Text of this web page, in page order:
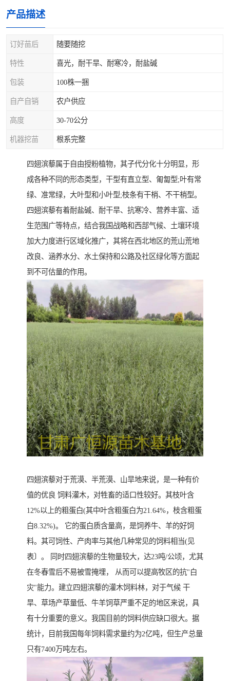
产品描述
订好苗后 随要随挖
特性 喜光，耐干旱、耐寒冷，耐盐碱
包装 100株一捆
自产自销 农户供应
高度 30-70公分
机器挖苗 根系完整
四翅滨藜属于自由授粉植物，其子代分化十分明显，形
成各种不同的形态类型，干型有直立型、匍匐型;叶有常
绿、准常绿，大叶型和小叶型;枝条有干梢、不干梢型。
四翅滨藜有着耐盐碱、耐干旱、抗寒冷、营养丰富、适
生范围广等特点，结合我国战略和西部气候、土壤环境
加大力度进行区域化推广，其将在西北地区的荒山荒地
改良、涵养水分、水土保持和公路及社区绿化等方面起
到不可估量的作用。
四翅滨藜对于荒漠、半荒漠、山旱地来说，是一种有价
值的优良 饲料灌木，对牲畜的适口性较好。其枝叶含
12%以上的粗蛋白(其中叶含粗蛋白为21.64%，枝含粗蛋
白8.32%)。 它的蛋白质含量高，是饲养牛、羊的好饲
料。其可饲性、产肉率与其他几种常见的饲料相当(见
表〕。 同时四翅滨藜的生物量较大，达23吨/公顷，尤其
在冬春雪后不易被雪掩埋， 从而可以提高牧区的抗"白
灾"能力。建立四翅滨藜的灌木饲料林，对于气候 干
旱、草场产草量低、牛羊饲草严重不足的地区来说，具
有十分重要的意义。我国目前的饲料供应缺口很大。据
统计，目前我国每年饲料需求量约为2亿吨，但生产总量
只有7400万吨左右。